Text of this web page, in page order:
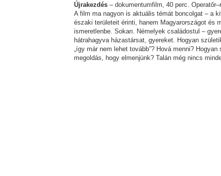
Újrakezdés – dokumentumfilm, 40 perc.
A film ma nagyon is aktuális témát boncolgat – a
északi területeit érinti, hanem Magyarországot és
ismeretlenbe. Sokan. Némelyek családostul –
hátrahagyva házastársat, gyereket. Hogyan
„így már nem lehet tovább”? Hová menni?
megoldás, hogy elmenjünk? Talán még nincs